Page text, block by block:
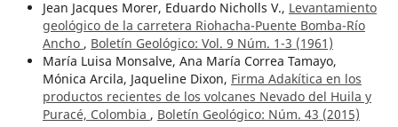
Jean Jacques Morer, Eduardo Nicholls V., Levantamiento
geológico de la carretera Riohacha-Puente Bomba-Río
Ancho , Boletín Geológico: Vol. 9 Núm. 1-3 (1961)
María Luisa Monsalve, Ana María Correa Tamayo,
Mónica Arcila, Jaqueline Dixon, Firma Adakítica en los
productos recientes de los volcanes Nevado del Huila y
Puracé, Colombia , Boletín Geológico: Núm. 43 (2015)